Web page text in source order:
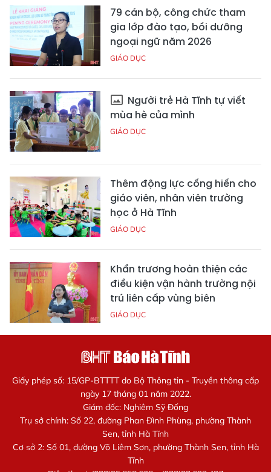
79 cán bộ, công chức tham
gia lớp đào tạo, bồi dưỡng
ngoại ngữ năm 2026
GIÁO DỤC
Người trẻ Hà Tĩnh tự viết
mùa hè của mình
GIÁO DỤC
Thêm động lực cống hiến cho
giáo viên, nhân viên trường
học ở Hà Tĩnh
GIÁO DỤC
Khẩn trương hoàn thiện các
điều kiện vận hành trường nội
trú liên cấp vùng biên
GIÁO DỤC
Giấy phép số: 15/GP-BTTTT do Bộ Thông tin - Truyền thông cấp
ngày 17 tháng 01 năm 2022.
Giám đốc: Nghiêm Sỹ Đống
Trụ sở chính: Số 22, đường Phan Đình Phùng, phường Thành
Sen, tỉnh Hà Tĩnh
Cơ sở 2: Số 01, đường Võ Liêm Sơn, phường Thành Sen, tỉnh Hà
Tĩnh